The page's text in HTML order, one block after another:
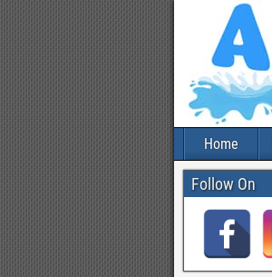
Home
Follow On